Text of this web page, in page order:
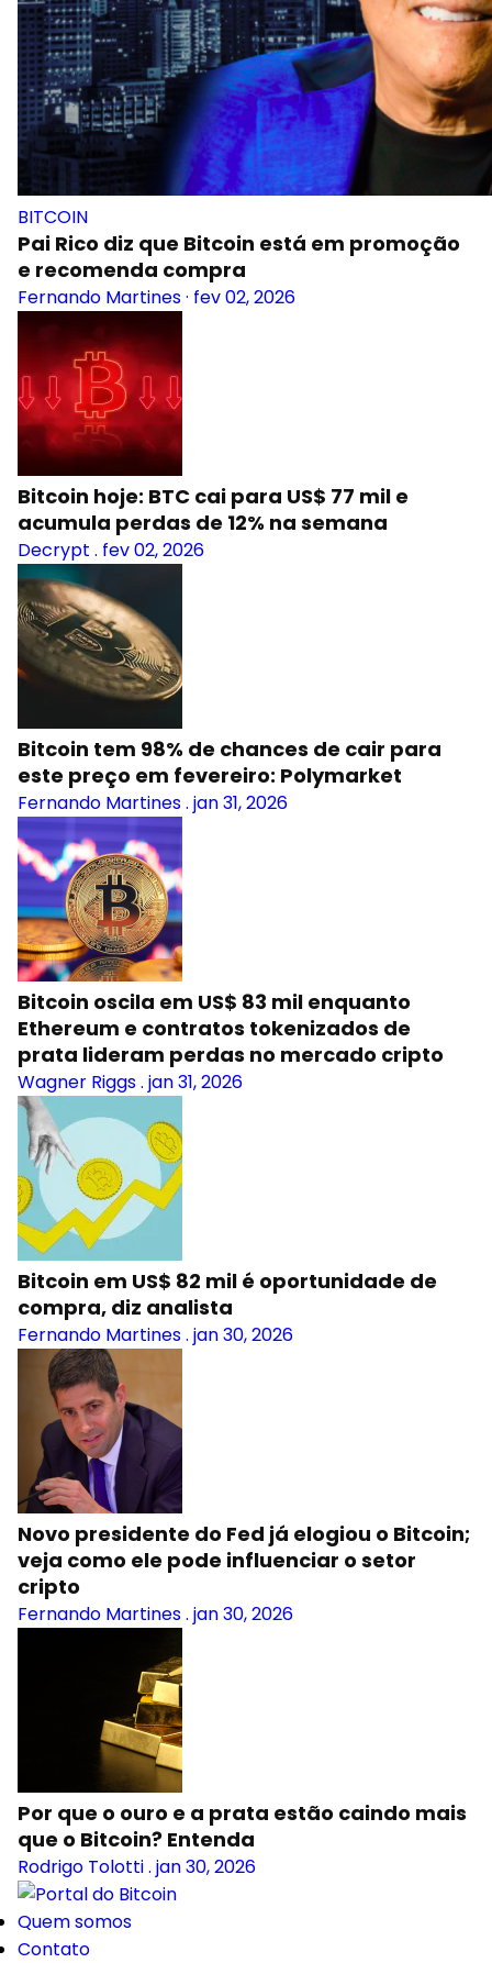
BITCOIN
Pai Rico diz que Bitcoin está em promoção
e recomenda compra
Fernando Martines· fev 02, 2026
Bitcoin hoje: BTC cai para US$ 77 mil e
acumula perdas de 12% na semana
Decrypt . fev 02, 2026
Bitcoin tem 98% de chances de cair para
este preço em fevereiro: Polymarket
Fernando Martines. jan 31, 2026
Bitcoin oscila em US$ 83 mil enquanto
Ethereum e contratos tokenizados de
prata lideram perdas no mercado cripto
Wagner Riggs. jan 31, 2026
Bitcoin em US$ 82 mil é oportunidade de
compra, diz analista
Fernando Martines. jan 30, 2026
Novo presidente do Fed já elogiou o Bitcoin;
veja como ele pode influenciar o setor
cripto
Fernando Martines. jan 30, 2026
Por que o ouro e a prata estão caindo mais
que o Bitcoin? Entenda
Rodrigo Tolotti. jan 30, 2026
Quem somos
Contato